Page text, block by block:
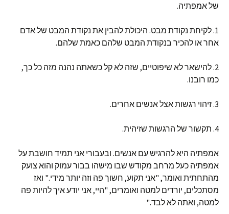
של אמפתיה.
1. לקיחת נקודת מבט. היכולת להבין את נקודת המבט של אדם
אחר או להכיר בנקודת המבט שלהם כאמת שלהם.
2. להישאר לא שיפוטיים, שזה לא קל כשאתה נהנה מזה כל כך,
כמו רובנו.
3. זיהוי רגשות אצל אנשים אחרים.
4. תקשור של הרגשות שזיהית.
אמפתיה היא להרגיש עם אנשים. ובעבורי אני תמיד חושבת על
אמפתיה כעל מרחב מקודש שבו מישהו בבור עמוק והוא צועק
מהתחתית ואומר, "אני תקוע, חשוך פה וזה יותר מידי." ואז
מסתכלים, יורדים למטה ואומרים, "היי, אני יודע איך להיות פה
למטה, ואתה לא לבד."